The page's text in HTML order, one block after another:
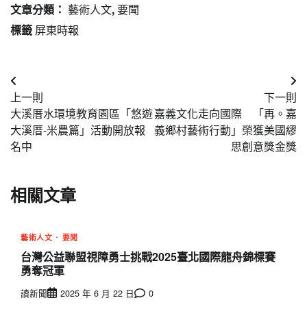
文章分類： 藝術人文,要聞
標籤 屏東時報
文
章
導
覽
上一則
大溪厝水環境教育園區「悠遊
大溪厝-米農篇」活動開放報
名中
下一則
嘉義文化走向國際 「再。嘉
義鄉村藝術行動」榮獲美國繆
思創意獎金獎
相關文章
藝術人文 要聞
台灣公益聯盟視障勇士挑戰2025臺北國際龍舟錦標賽
勇奪冠軍
讀新聞 2025 年 6 月 22 日 0